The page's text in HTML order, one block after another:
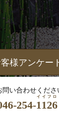
様アンケー
い合わせくださ
254-1126
イイフロ